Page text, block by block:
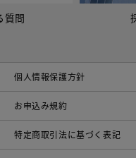
個⼈情報保護⽅針
お申込み規約
特定商取引法に基づく表記